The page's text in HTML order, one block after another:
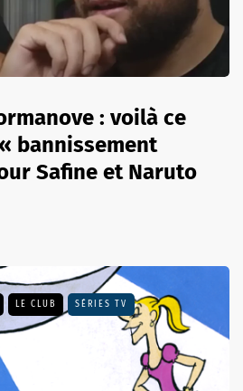
: voilà ce
bannissement
Safine et Naruto
LE CLUB SÉRIES TV